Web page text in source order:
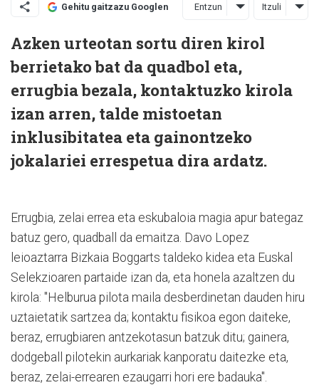
Gehitu gaitzazu Googlen Entzun Itzuli
Azken urteotan sortu diren kirol
berrietako bat da quadbol eta,
errugbia bezala, kontaktuzko kirola
izan arren, talde mistoetan
inklusibitatea eta gainontzeko
jokalariei errespetua dira ardatz.
Errugbia, zelai errea eta eskubaloia magia apur bategaz
batuz gero, quadball da emaitza. Davo Lopez
leioaztarra Bizkaia Boggarts taldeko kidea eta Euskal
Selekzioaren partaide izan da, eta honela azaltzen du
kirola: "Helburua pilota maila desberdinetan dauden hiru
uztaietatik sartzea da; kontaktu fisikoa egon daiteke,
beraz, errugbiaren antzekotasun batzuk ditu; gainera,
dodgeball pilotekin aurkariak kanporatu daitezke eta,
beraz, zelai-errearen ezaugarri hori ere badauka".